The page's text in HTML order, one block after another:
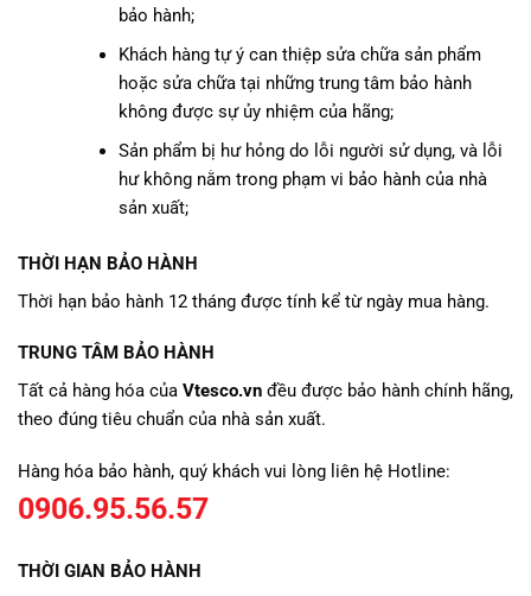
bảo hành;
Khách hàng tự ý can thiệp sửa chữa sản phẩm
hoặc sửa chữa tại những trung tâm bảo hành
không được sự ủy nhiệm của hãng;
Sản phẩm bị hư hỏng do lỗi người sử dụng, và lỗi
hư không nằm trong phạm vi bảo hành của nhà
sản xuất;
THỜI HẠN BẢO HÀNH
Thời hạn bảo hành 12 tháng được tính kể từ ngày mua hàng.
TRUNG TÂM BẢO HÀNH
Tất cả hàng hóa của Vtesco.vn đều được bảo hành chính hãng,
theo đúng tiêu chuẩn của nhà sản xuất.
Hàng hóa bảo hành, quý khách vui lòng liên hệ Hotline:
0906.95.56.57
THỜI GIAN BẢO HÀNH